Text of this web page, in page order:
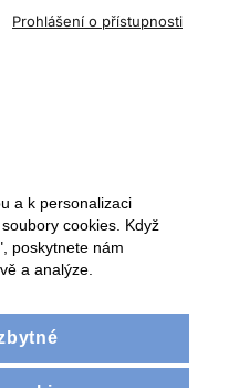
Prohlášení o přístupnosti
a k personalizaci
cookies. Když
poskytnete nám
a analýze.